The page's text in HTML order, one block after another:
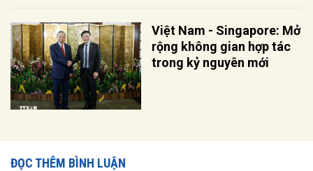
Việt Nam - Singapore: Mở
rộng không gian hợp tác
trong kỷ nguyên mới
ĐỌC THÊM BÌNH LUẬN